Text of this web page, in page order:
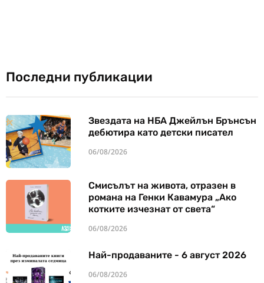
Последни публикации
Звездата на НБА Джейлън Брънсън
дебютира като детски писател
06/08/2026
Смисълът на живота, отразен в
романа на Генки Кавамура „Ако
котките изчезнат от света“
06/08/2026
Най-продаваните - 6 август 2026
06/08/2026